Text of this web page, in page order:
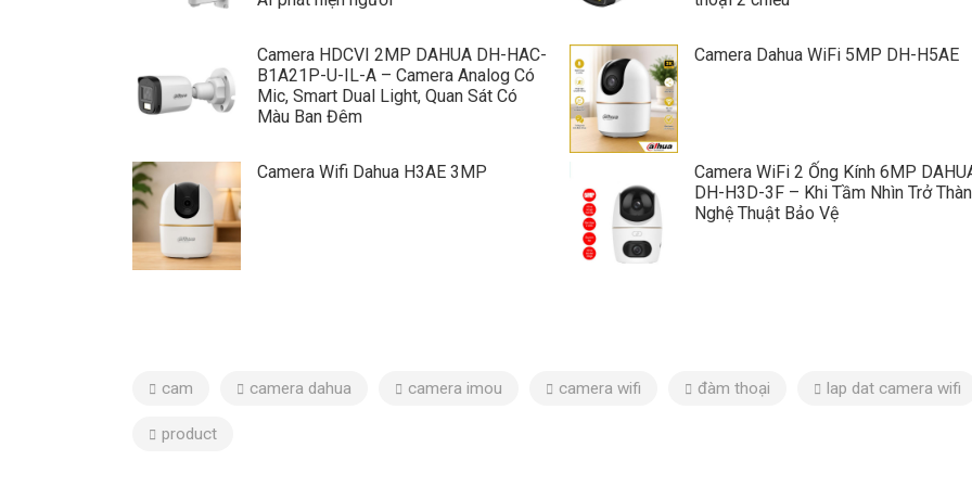
Camera HDCVI 2MP DAHUA DH-HAC-
B1A21P-U-IL-A – Camera Analog Có
Mic, Smart Dual Light, Quan Sát Có
Màu Ban Đêm
Camera Dahua WiFi 5MP DH-H5AE
Camera Wifi Dahua H3AE 3MP
Camera WiFi 2 Ống Kính 6MP
DH-H3D-3F – Khi Tầm Nhìn Trở
Nghệ Thuật Bảo Vệ
cam camera dahua camera imou camera wifi đàm thoại lap dat camera wifi
product